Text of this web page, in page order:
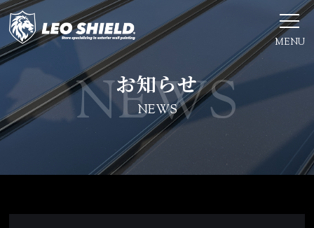
MENU
お知らせ
NEWS